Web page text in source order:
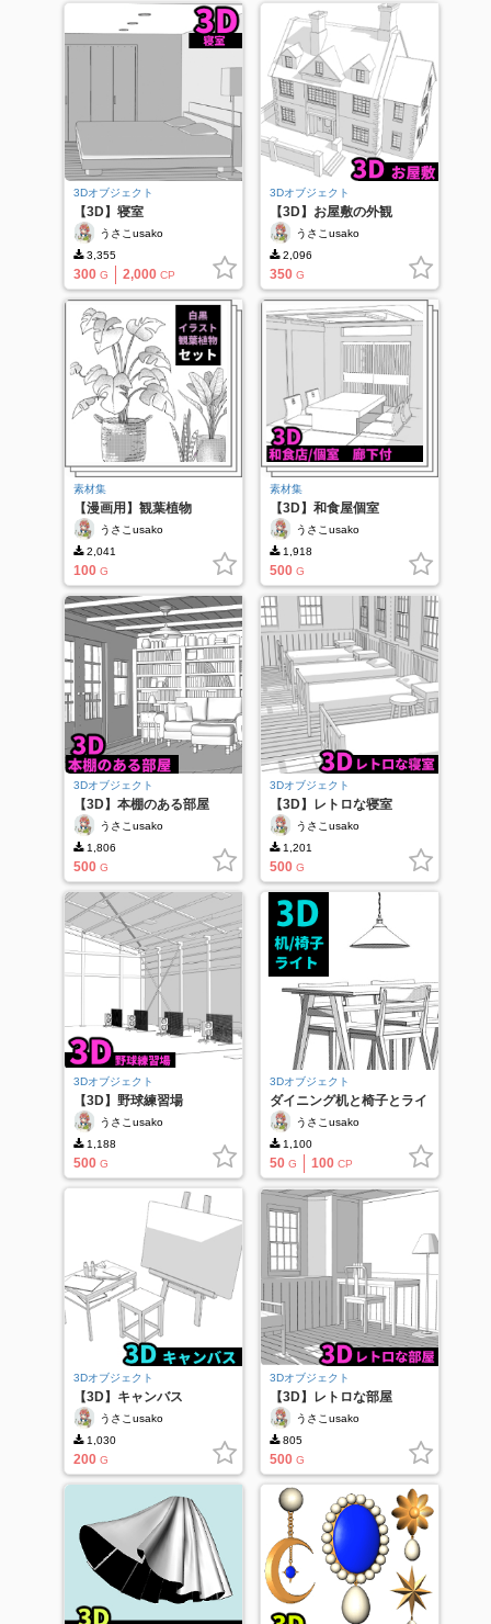
3Dオブジェクト
【3D】寝室
うさこusako
3,355
300 G 2,000 CP
3Dオブジェクト
【3D】お屋敷の外観
うさこusako
2,096
350 G
素材集
【漫画用】観葉植物
うさこusako
2,041
100 G
素材集
【3D】和食屋個室
うさこusako
1,918
500 G
3Dオブジェクト
【3D】本棚のある部屋
うさこusako
1,806
500 G
3Dオブジェクト
【3D】レトロな寝室
うさこusako
1,201
500 G
3Dオブジェクト
【3D】野球練習場
うさこusako
1,188
500 G
3Dオブジェクト
ダイニング机と椅子とライ
ト
うさこusako
1,100
50 G 100 CP
3Dオブジェクト
【3D】キャンバス
うさこusako
1,030
200 G
3Dオブジェクト
【3D】レトロな部屋
うさこusako
805
500 G